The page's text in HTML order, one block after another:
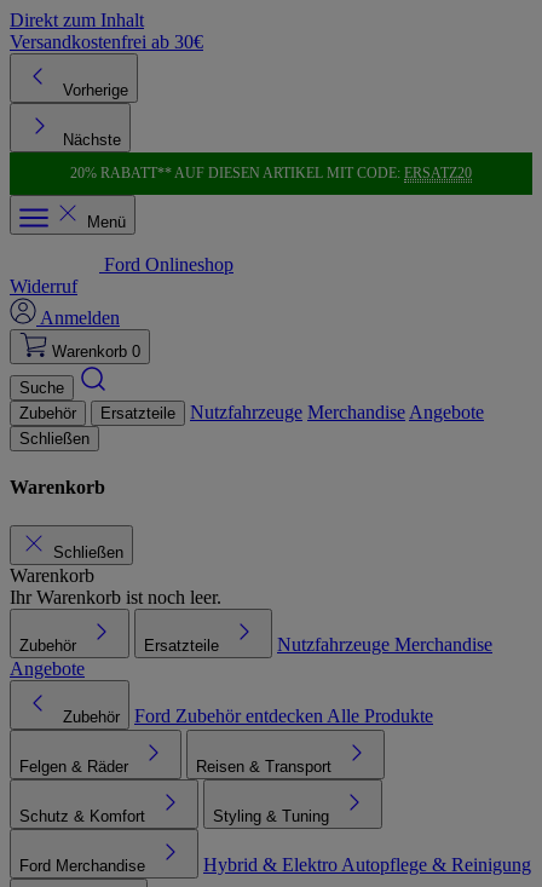
Direkt zum Inhalt
Versandkostenfrei ab 30€
Vorherige
Nächste
20% RABATT** AUF DIESEN ARTIKEL MIT CODE: ERSATZ20
Menü
Ford Onlineshop
Widerruf
Anmelden
Warenkorb 0
Suche
Zubehör
Ersatzteile Nutzfahrzeuge Merchandise Angebote
Schließen
Warenkorb
Schließen
Warenkorb
Ihr Warenkorb ist noch leer.
Zubehör Ersatzteile Nutzfahrzeuge Merchandise
Angebote
Zubehör Ford Zubehör entdecken Alle Produkte
Felgen & Räder Reisen & Transport
Schutz & Komfort Styling & Tuning
Ford Merchandise Hybrid & Elektro Autopflege & Reinigung